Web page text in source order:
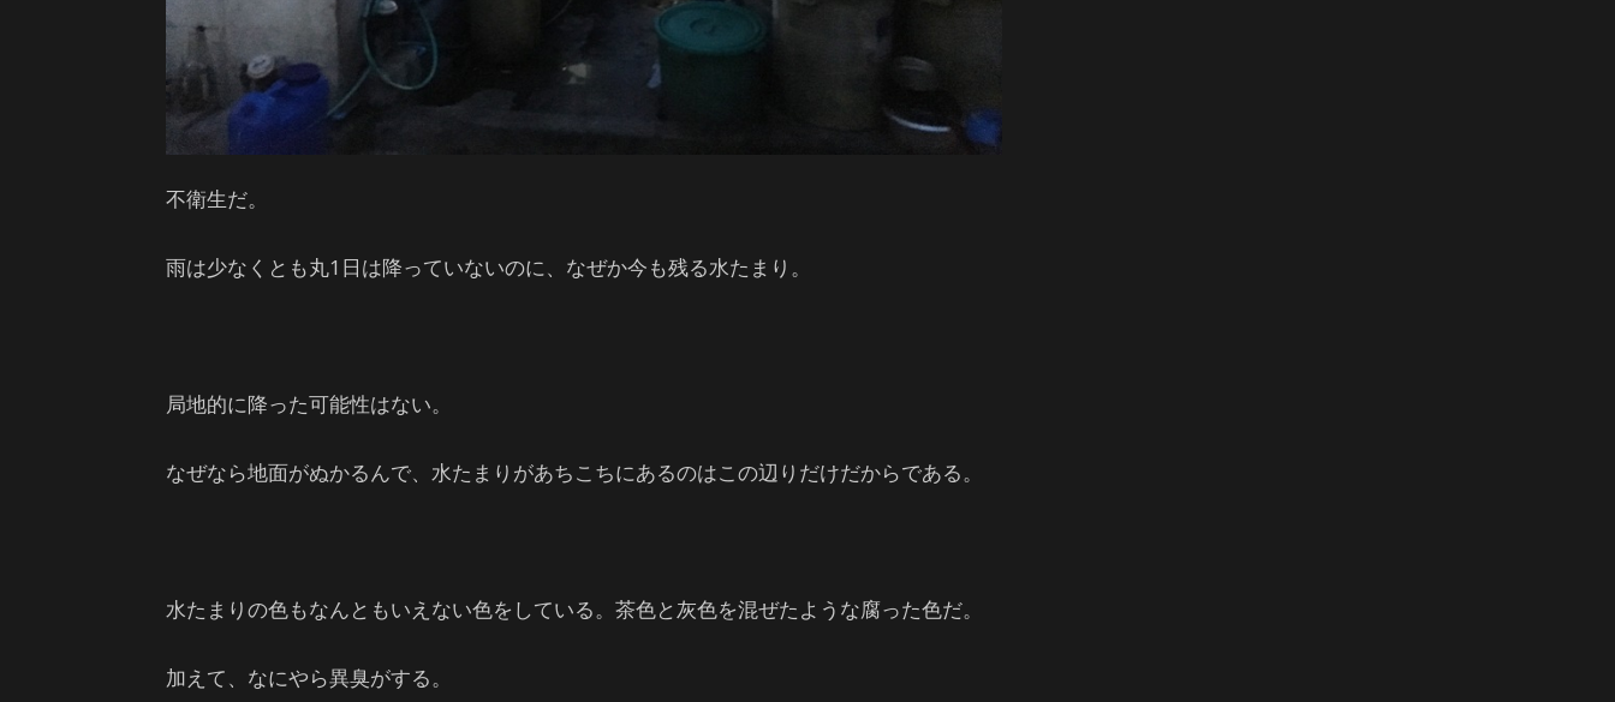
不衛生だ。
雨は少なくとも丸1日は降っていないのに、なぜか今も残る水たまり。
局地的に降った可能性はない。
なぜなら地面がぬかるんで、水たまりがあちこちにあるのはこの辺りだけだからである。
水たまりの色もなんともいえない色をしている。茶色と灰色を混ぜたような腐った色だ。
加えて、なにやら異臭がする。